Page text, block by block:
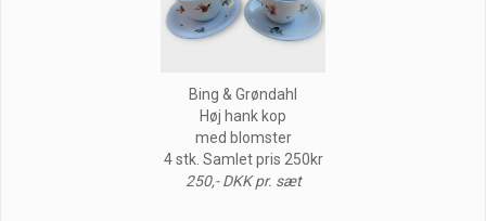
Bing & Grøndahl
Høj hank kop
med blomster
4 stk. Samlet pris 250kr
250,- DKK pr. sæt